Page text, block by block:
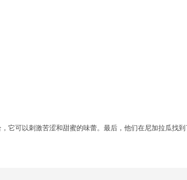
可以刺激苦涩和甜蜜的味蕾。最后，他们在尼加拉瓜找